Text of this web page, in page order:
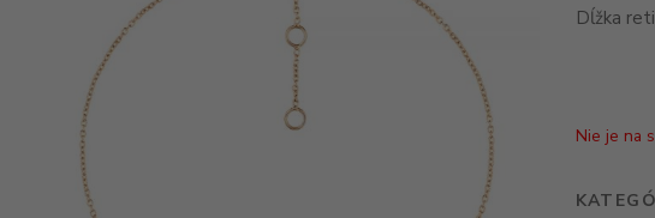
Dĺžka
Nie je na